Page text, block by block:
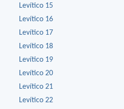
Levítico 15
Levítico 16
Levítico 17
Levítico 18
Levítico 19
Levítico 20
Levítico 21
Levítico 22